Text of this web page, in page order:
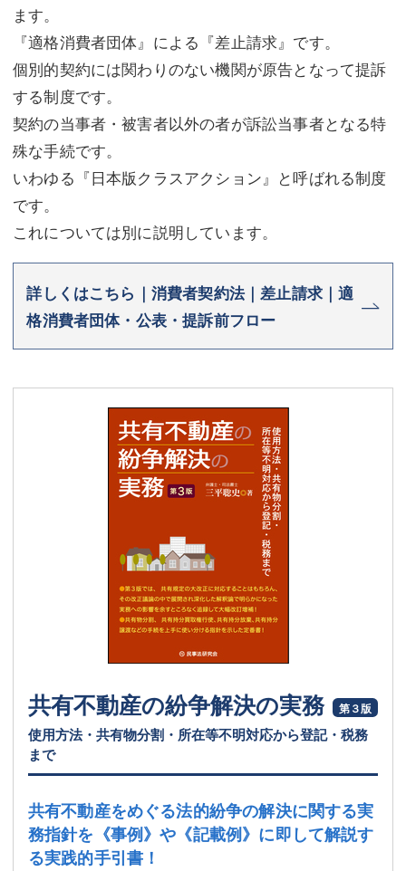
ます。
『適格消費者団体』による『差止請求』です。
個別的契約には関わりのない機関が原告となって提訴
する制度です。
契約の当事者・被害者以外の者が訴訟当事者となる特
殊な手続です。
いわゆる『日本版クラスアクション』と呼ばれる制度
です。
これについては別に説明しています。
詳しくはこちら｜消費者契約法｜差止請求｜適
格消費者団体・公表・提訴前フロー
共有不動産の紛争解決の実務 第３版
使用方法・共有物分割・所在等不明対応から登記・税務
まで
共有不動産をめぐる法的紛争の解決に関する実
務指針を 《事例》や《記載例》に即して解説す
る実践的手引書！